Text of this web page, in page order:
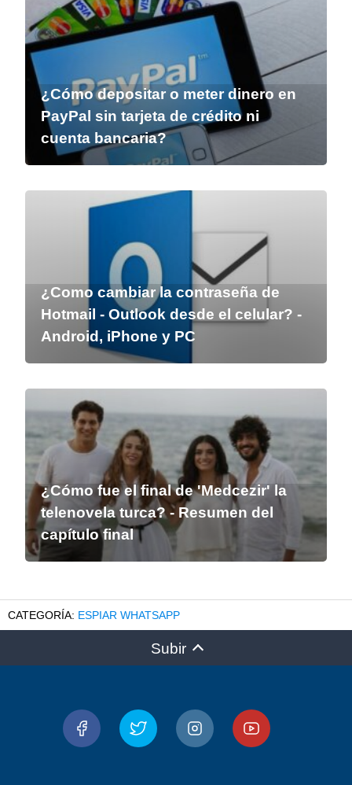
¿Cómo depositar o meter dinero en
PayPal sin tarjeta de crédito ni
cuenta bancaria?
¿Como cambiar la contraseña de
Hotmail - Outlook desde el celular? -
Android, iPhone y PC
¿Cómo fue el final de 'Medcezir' la
telenovela turca? - Resumen del
capítulo final
ESPIAR WHATSAPP
Subir